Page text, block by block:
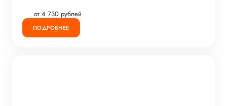
от 4 730 рублей
ПОДРОБНЕЕ